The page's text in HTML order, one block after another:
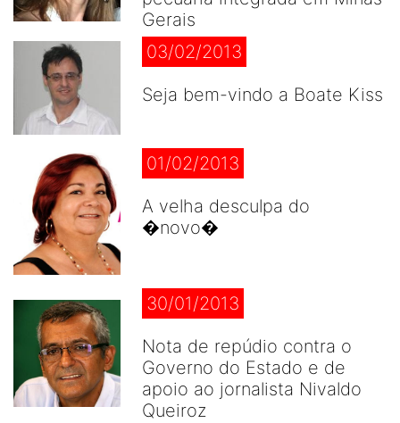
Gerais
03/02/2013
Seja bem-vindo a Boate Kiss
01/02/2013
A velha desculpa do
�novo�
30/01/2013
Nota de repúdio contra o
Governo do Estado e de
apoio ao jornalista Nivaldo
Queiroz